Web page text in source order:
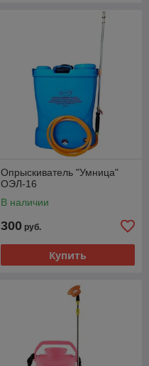
Опрыскиватель "Умница"
ОЭЛ-16
В наличии
300 руб.
Купить